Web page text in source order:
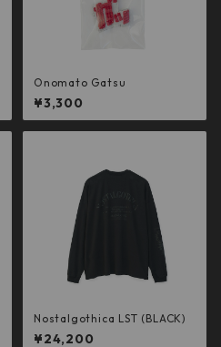
Onomato Gatsu
¥3,300
Nostalgothica LST (BLACK)
¥24,200